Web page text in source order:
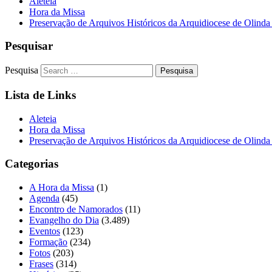
Hora da Missa
Preservação de Arquivos Históricos da Arquidiocese de
Pesquisar
Pesquisa
Lista de Links
Aleteia
Hora da Missa
Preservação de Arquivos Históricos da Arquidiocese de
Categorias
A Hora da Missa (1)
Agenda (45)
Encontro de Namorados (11)
Evangelho do Dia (3.489)
Eventos (123)
Formação (234)
Fotos (203)
Frases (314)